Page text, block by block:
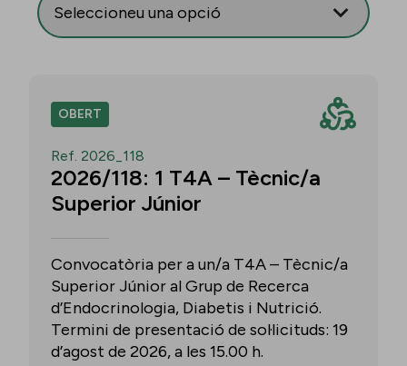
OBERT
Ref. 2026_118
2026/118: 1 T4A – Tècnic/a
Superior Júnior
Convocatòria per a un/a T4A – Tècnic/a
Superior Júnior al Grup de Recerca
d’Endocrinologia, Diabetis i Nutrició.
Termini de presentació de sol·licituds: 19
d’agost de 2026, a les 15.00 h.